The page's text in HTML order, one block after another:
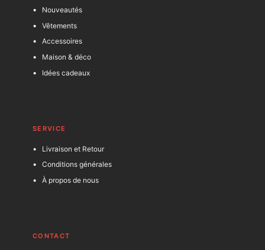
Nouveautés
Vêtements
Accessoires
Maison & déco
Idées cadeaux
SERVICE
Livraison et Retour
Conditions générales
À propos de nous
CONTACT